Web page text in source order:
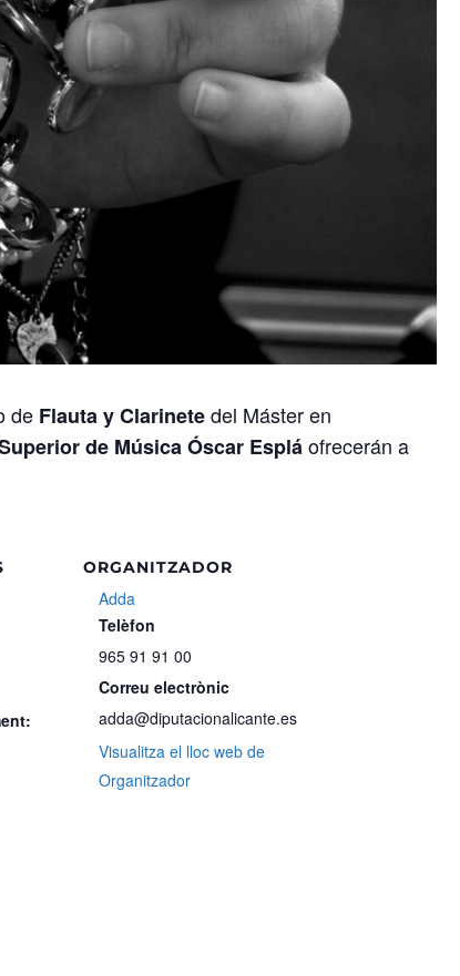
de Flauta y Clarinetedel Máster en
de Música Óscar Espláofrecerán a
ORGANITZADOR
Adda
Telèfon
965 91 91 00
Correu electrònic
adda@diputacionalicante.es
Visualitza el lloc web de
Organitzador